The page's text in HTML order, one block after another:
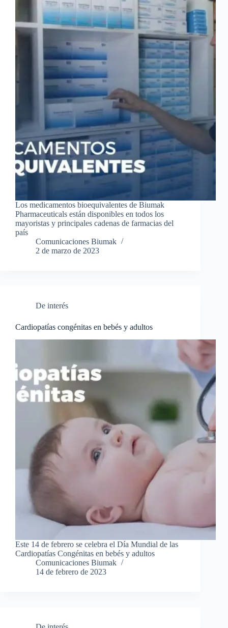
Los medicamentos bioequivalentes de Biumak
Pharmaceuticals están disponibles en todos los
mayoristas y principales cadenas de farmacias del
país
Comunicaciones Biumak
2 de marzo de 2023
De interés
Cardiopatías congénitas en bebés y adultos
Este 14 de febrero se celebra el Día Mundial de las
Cardiopatías Congénitas en bebés y adultos
Comunicaciones Biumak
14 de febrero de 2023